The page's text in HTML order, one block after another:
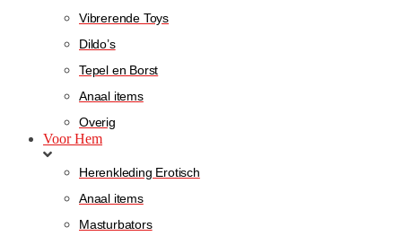
Vibrerende Toys
Dildo’s
Tepel en Borst
Anaal items
Overig
Voor Hem
Herenkleding Erotisch
Anaal items
Masturbators